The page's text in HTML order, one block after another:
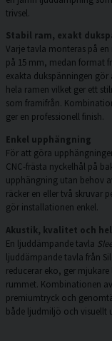
trivsel.
Stabil ram, exakt
Varje tavla monteras på
på 15 mm, medan format
exakta dukspänningen
hela ramen vilket ger ett
som framifrån.
ger en professionell finish.
Enkel upphängning
För att göra
CNC-frästa nyckelhål på
upphängning utan behov
räcker en eller två skruvar
gör installationen enkel.
Akustik, kvalitet och
En ljuddämpande tavla
ljuddämpande tavla från
reducerar eko, ger
rummet. Kombinationen
premiumtryck och
både ljudmiljö och visuellt